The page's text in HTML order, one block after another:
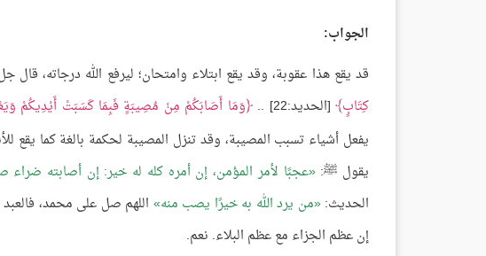
الجواب:
قد يقع هذا عقوبة، وقد يقع ابتلاء وامتحان؛ ليرفع الله درجاته، قال
كِتَابٍ [الحديد:22] .. وَمَا أَصَابَكُمْ مِنْ مُصِيبَةٍ فَبِمَا كَسَبَتْ أَيْدِيكُمْ
يفعل أشياء تسبب المصيبة، وقد تنزل المصيبة لحكمة بالغة كما يقع
يقول ﷺ: عجبًا لأمر المؤمن، إن أمره كله له خير: إن أصابته
الحديث: من يرد الله به خيرًا يصب منه اللهم صل على محمد،
إن عظم الجزاء مع عظم البلاء. نعم.